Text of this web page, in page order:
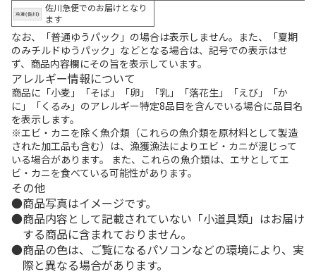
佐川急便でのお届けとなり
ます
なお、「普通ゆうパック」の場合は表示しません。また、「夏期
のみチルドゆうパック」などとなる場合は、記号での表示はせ
ず、商品内容欄にその旨を表示しています。
アレルギー情報について
商品に「小麦」「そば」「卵」「乳」「落花生」「えび」「か
に」「くるみ」のアレルギー特定8品目を含んでいる場合に品目名
を表示します。
※エビ・カニを除く魚介類（これらの魚介類を原材料として製造
された加工品も含む）は、漁獲漁法によりエビ・カニが混じって
いる場合があります。 また、これらの魚介類は、エサとしてエ
ビ・カニを食べている可能性があります。
その他
商品写真はイメージです。
商品内容として記載されていない「小道具類」はお届け
する商品に含まれておりません。
商品の色は、ご覧になるパソコンなどの環境により、実
際と異なる場合があります。